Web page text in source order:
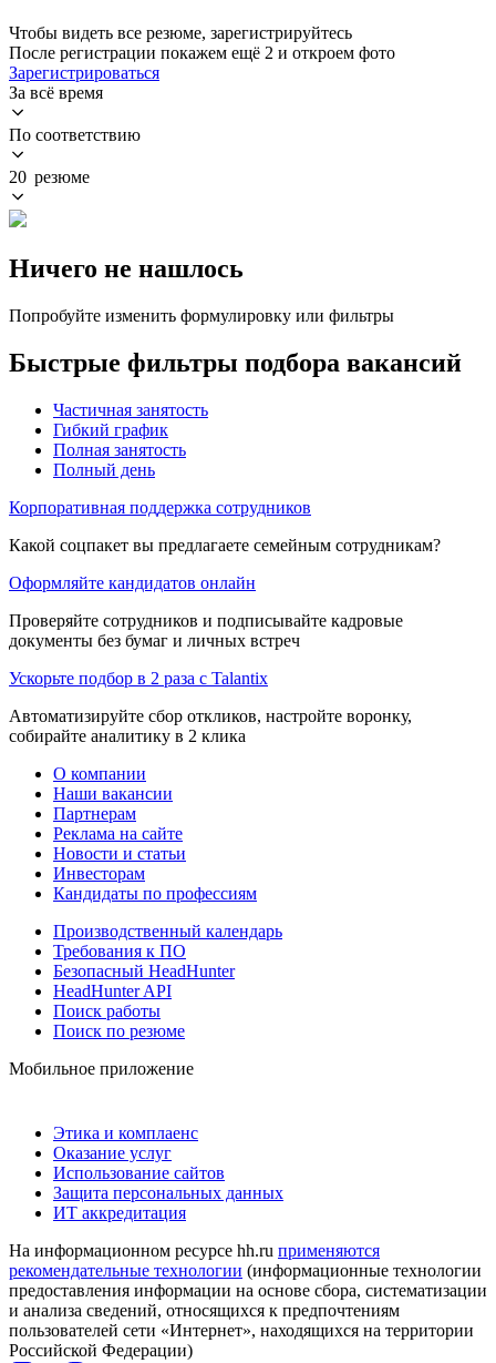
Чтобы видеть все резюме, зарегистрируйтесь
После регистрации покажем ещё 2 и откроем фото
Зарегистрироваться
За всё время
По соответствию
20 резюме
Ничего не нашлось
Попробуйте изменить формулировку или фильтры
Быстрые фильтры подбора вакансий
Частичная занятость
Гибкий график
Полная занятость
Полный день
Корпоративная поддержка сотрудников
Какой соцпакет вы предлагаете семейным сотрудникам?
Оформляйте кандидатов онлайн
Проверяйте сотрудников и подписывайте кадровые
документы без бумаг и личных встреч
Ускорьте подбор в 2 раза с Talantix
Автоматизируйте сбор откликов, настройте воронку,
собирайте аналитику в 2 клика
О компании
Наши вакансии
Партнерам
Реклама на сайте
Новости и статьи
Инвесторам
Кандидаты по профессиям
Производственный календарь
Требования к ПО
Безопасный HeadHunter
HeadHunter API
Поиск работы
Поиск по резюме
Мобильное приложение
Этика и комплаенс
Оказание услуг
Использование сайтов
Защита персональных данных
ИТ аккредитация
На информационном ресурсе hh.ru применяются
рекомендательные технологии (информационные технологии
предоставления информации на основе сбора, систематизации
и анализа сведений, относящихся к предпочтениям
пользователей сети «Интернет», находящихся на территории
Российской Федерации)